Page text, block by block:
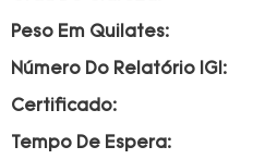
Peso Em Quilates:
Número Do Relatório IGI:
Certificado:
Tempo De Espera: